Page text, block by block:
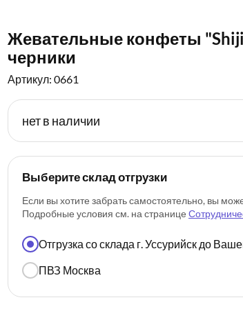
Жевательные конфеты
черники
Артикул: 0661
нет в наличии
Выберите склад отгрузки
Если вы хотите забрать самостоятельно, вы
Подробные условия см. на странице
Отгрузка со склада г. Уссурийск до
ПВЗ Москва